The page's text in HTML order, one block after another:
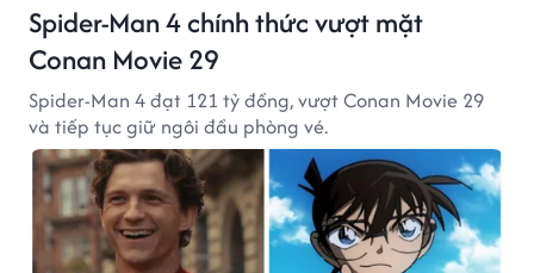
Spider-Man 4 chính thức vượt mặt
Conan Movie 29
Spider-Man 4 đạt 121 tỷ đồng, vượt Conan Movie 29
và tiếp tục giữ ngôi đầu phòng vé.